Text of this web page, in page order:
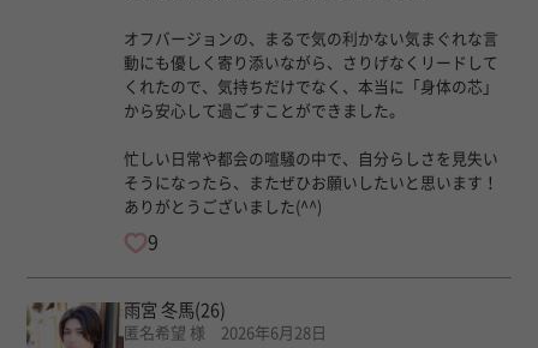
オフバージョンの、まるで気の利かない気まぐれな言
動にも優しく寄り添いながら、さりげなくリードして
くれたので、気持ちだけでなく、本当に「身体の芯」
から安心して過ごすことができました。
忙しい日常や都会の喧騒の中で、自分らしさを見失い
そうになったら、またぜひお願いしたいと思います！
ありがとうございました(^^)
9
雨宮 冬馬(26)
匿名希望 様 2026年6月28日